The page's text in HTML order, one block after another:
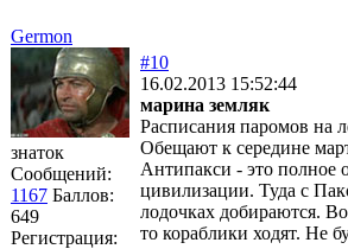
Germon
знаток
Сообщений:
1167 Баллов:
649
Регистрация:
#10
16.02.2013 15:52:44
марина земляк
Расписания паромов на
Обещают к середине
Антипакси - это полное
цивилизации. Туда с
лодочках добираются.
то кораблики ходят. Не